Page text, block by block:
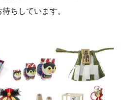
ちしています。